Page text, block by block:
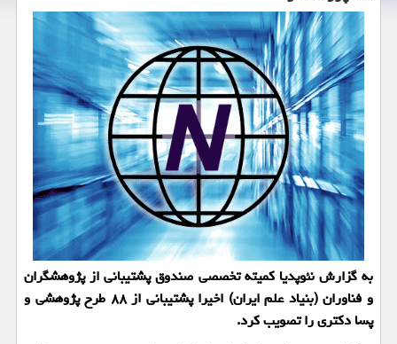
به گزارش نئوپدیا كمیته تخصصی صندوق پشتیبانی از پژوهشگران
و فناوران (بنیاد علم ایران) اخیرا پشتیبانی از ۸۸ طرح پژوهشی و
پسا دكتری را تصویب كرد.